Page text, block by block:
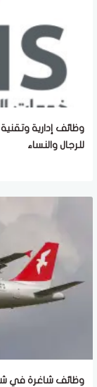
وظائف إدارية
للرجال والنساء
وظائف شاغرة في